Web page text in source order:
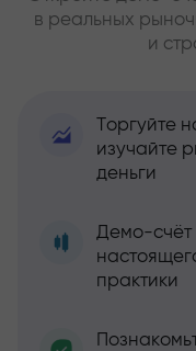
в реальных
и
Торгуйте
изучайте
деньги
Демо-счёт
практики